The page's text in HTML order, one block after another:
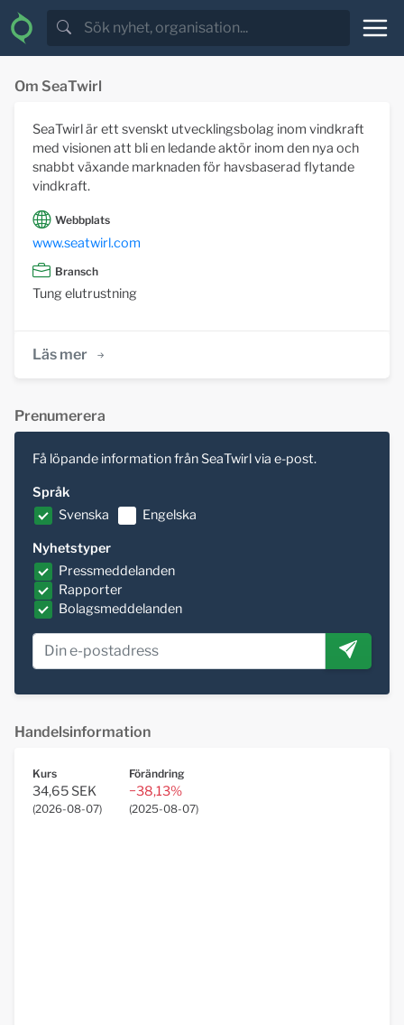
Om SeaTwirl
SeaTwirl är ett svenskt utvecklingsbolag inom vindkraft
med visionen att bli en ledande aktör inom den nya och
snabbt växande marknaden för havsbaserad flytande
vindkraft.
Webbplats
www.seatwirl.com
Bransch
Tung elutrustning
Läs mer
Prenumerera
Få löpande information från SeaTwirl via e-post.
Språk
Svenska
Engelska
Nyhetstyper
Pressmeddelanden
Rapporter
Bolagsmeddelanden
Handelsinformation
Kurs
34,65 SEK
(2026-08-07)
Förändring
−38,13%
(2025-08-07)